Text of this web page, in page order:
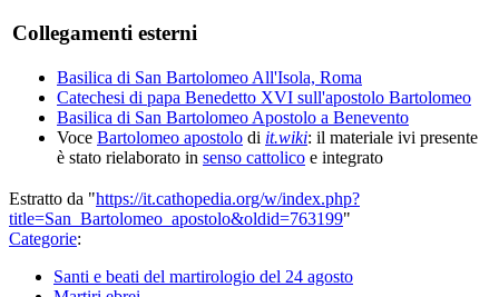
Collegamenti esterni
Basilica di San Bartolomeo All'Isola, Roma
Catechesi di papa Benedetto XVI sull'apostolo Bartolomeo
Basilica di San Bartolomeo Apostolo a Benevento
Voce Bartolomeo apostolo di it.wiki: il materiale ivi presente
è stato rielaborato in senso cattolico e integrato
Estratto da "https://it.cathopedia.org/w/index.php?
title=San_Bartolomeo_apostolo&oldid=763199"
Categorie:
Santi e beati del martirologio del 24 agosto